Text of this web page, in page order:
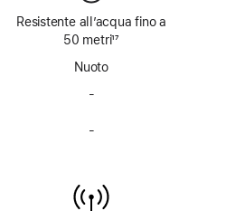
Resistente all’acqua fino a
50 metri17
Nuoto
-
-
non
disponibile